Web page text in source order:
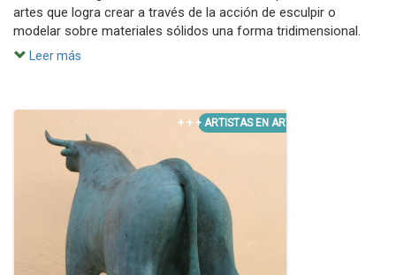
artes que logra crear a través de la acción de esculpir o
modelar sobre materiales sólidos una forma tridimensional.
Leer más